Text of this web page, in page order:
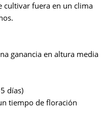
cultivar fuera en un clima
ganancia en altura media
días)
tiempo de floración